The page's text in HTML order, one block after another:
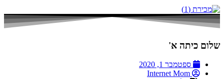
שלום כיתה א'
ספטמבר 1, 2020
Internet Mom